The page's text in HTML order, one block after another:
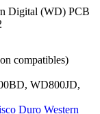
Digital (WD) PCB
compatibles)
WD800JD,
Duro Western